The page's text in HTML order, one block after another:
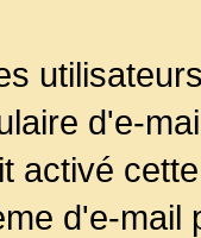
d'e-
activé
d'e-